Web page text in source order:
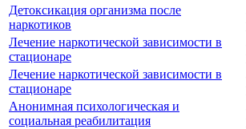
Детоксикация организма после
наркотиков
Лечение наркотической зависимости в
стационаре
Лечение наркотической зависимости в
стационаре
Анонимная психологическая и
социальная реабилитация